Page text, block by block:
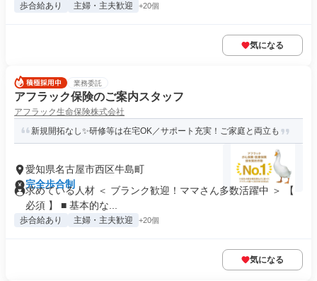
歩合給あり 主婦・主夫歓迎 +20個
気になる
業務委託
アフラック保険のご案内スタッフ
アフラック生命保険株式会社
新規開拓なし✨研修等は在宅OK／サポート充実！ご家庭と両立も
愛知県名古屋市西区牛島町
完全歩合制
求めている人材 ＜ ブランク歓迎！ママさん多数活躍中 ＞ 【
必須 】 ■ 基本的な...
歩合給あり 主婦・主夫歓迎 +20個
気になる